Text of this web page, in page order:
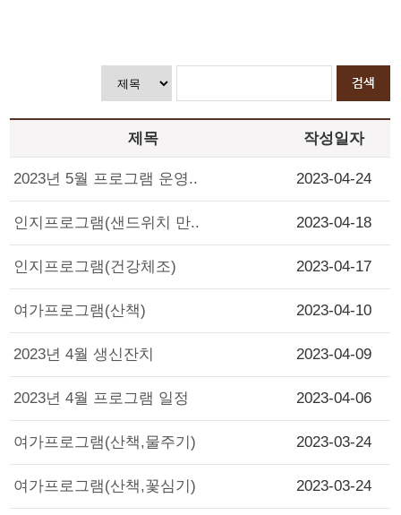
제목 작성일자
2023년 5월 프로그램 운영.. 2023-04-24
인지프로그램(샌드위치 만.. 2023-04-18
인지프로그램(건강체조) 2023-04-17
여가프로그램(산책) 2023-04-10
2023년 4월 생신잔치 2023-04-09
2023년 4월 프로그램 일정 2023-04-06
여가프로그램(산책,물주기) 2023-03-24
여가프로그램(산책,꽃심기) 2023-03-24